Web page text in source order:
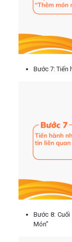
Bước 7: Tiến
Bước 8:
Món”